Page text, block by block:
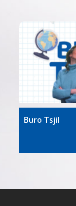
Buro Tsjil